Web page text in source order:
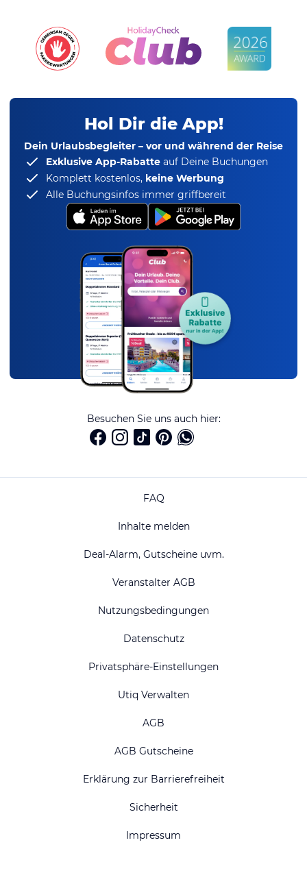
Hol Dir die App!
Dein Urlaubsbegleiter – vor und während der Reise
Exklusive App-Rabatte auf Deine Buchungen
Komplett kostenlos, keine Werbung
Alle Buchungsinfos immer griffbereit
Besuchen Sie uns auch hier:
FAQ
Inhalte melden
Deal-Alarm, Gutscheine uvm.
Veranstalter AGB
Nutzungsbedingungen
Datenschutz
Privatsphäre-Einstellungen
Utiq Verwalten
AGB
AGB Gutscheine
Erklärung zur Barrierefreiheit
Sicherheit
Impressum